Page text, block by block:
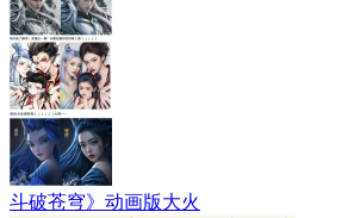
斗破苍穹》动画版大火